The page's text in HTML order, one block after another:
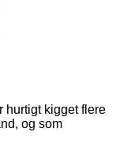
hurtigt kigget flere
og som